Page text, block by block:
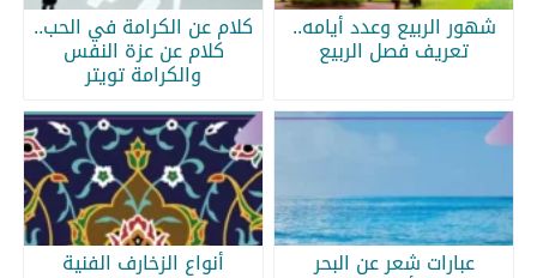
شهور الربيع وعدد أيامه..
تعريف فصل الربيع
كلام عن الكرامة في الحب..
كلام عن عزة النفس
والكرامة تويتر
عبارات شعر عن البحر أنواع الزخارف الفنية